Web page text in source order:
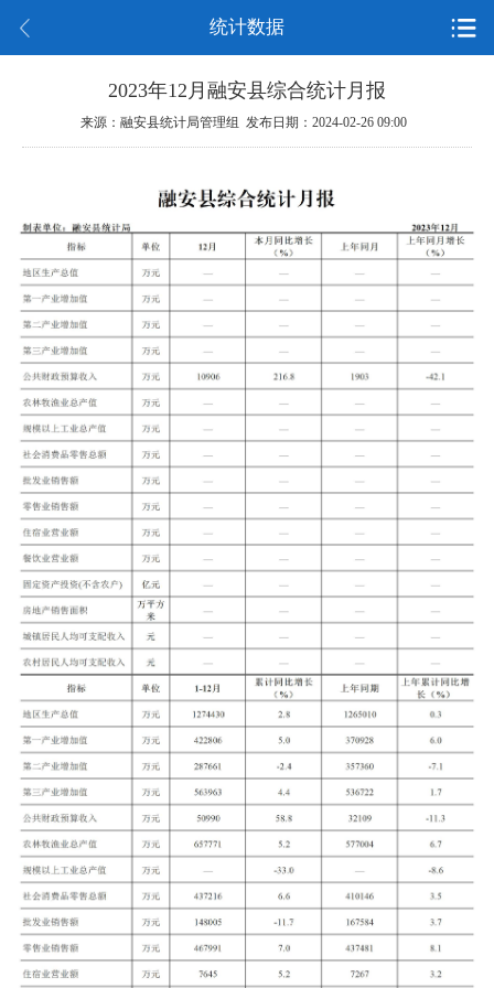
统计数据
2023年12月融安县综合统计月报
来源：融安县统计局管理组 发布日期：2024-02-26 09:00